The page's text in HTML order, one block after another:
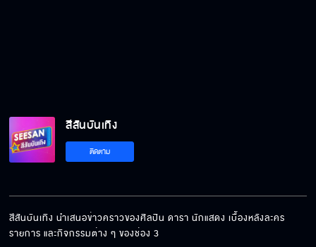
สีสันบันเทิง
ติดตาม
สีสันบันเทิง นำเสนอข่าวคราวของศิลปิน ดารา นักแสดง เบื้องหลังละคร
รายการ และกิจกรรมต่าง ๆ ของช่อง 3